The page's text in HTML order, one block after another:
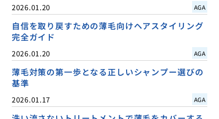
2026.01.20 AGA
自信を取り戻すための薄毛向けヘアスタイリング
完全ガイド
2026.01.20 AGA
薄毛対策の第一歩となる正しいシャンプー選びの
基準
2026.01.17 AGA